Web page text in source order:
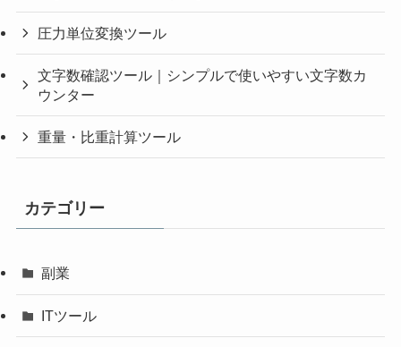
圧力単位変換ツール
文字数確認ツール｜シンプルで使いやすい文字数カ
ウンター
重量・比重計算ツール
カテゴリー
副業
ITツール